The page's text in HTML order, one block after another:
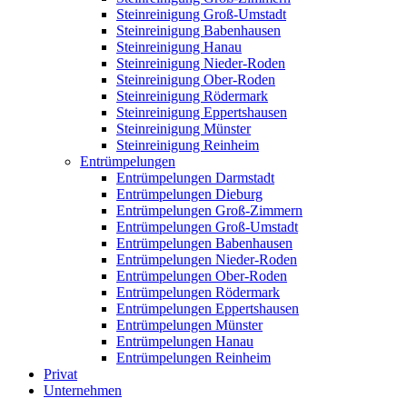
Steinreinigung Groß-Umstadt
Steinreinigung Babenhausen
Steinreinigung Hanau
Steinreinigung Nieder-Roden
Steinreinigung Ober-Roden
Steinreinigung Rödermark
Steinreinigung Eppertshausen
Steinreinigung Münster
Steinreinigung Reinheim
Entrümpelungen
Entrümpelungen Darmstadt
Entrümpelungen Dieburg
Entrümpelungen Groß-Zimmern
Entrümpelungen Groß-Umstadt
Entrümpelungen Babenhausen
Entrümpelungen Nieder-Roden
Entrümpelungen Ober-Roden
Entrümpelungen Rödermark
Entrümpelungen Eppertshausen
Entrümpelungen Münster
Entrümpelungen Hanau
Entrümpelungen Reinheim
Privat
Unternehmen